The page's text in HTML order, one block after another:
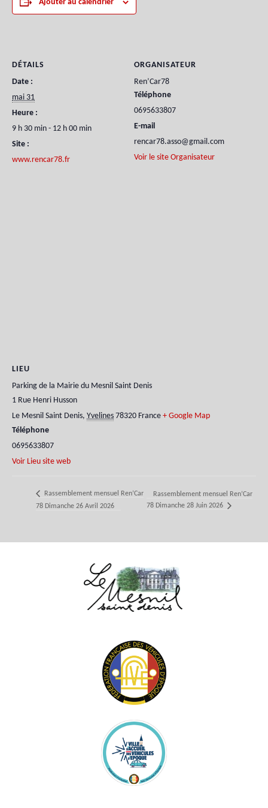
Ajouter au calendrier
DÉTAILS
Date :
mai 31
Heure :
9 h 30 min - 12 h 00 min
Site :
www.rencar78.fr
ORGANISATEUR
Ren’Car78
Téléphone
0695633807
E-mail
rencar78.asso@gmail.com
Voir le site Organisateur
LIEU
Parking de la Mairie du Mesnil Saint Denis
1 Rue Henri Husson
Le Mesnil Saint Denis, Yvelines 78320 France + Google Map
Téléphone
0695633807
Voir Lieu site web
Rassemblement mensuel Ren’Car
78 Dimanche 26 Avril 2026
Rassemblement mensuel Ren’Car
78 Dimanche 28 Juin 2026